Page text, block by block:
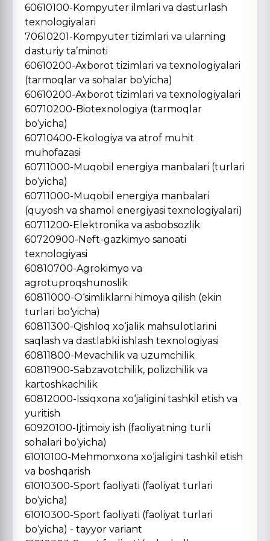
60610100-Kompyuter ilmlari va dasturlash
texnologiyalari
70610201-Kompyuter tizimlari va ularning
dasturiy ta’minoti
60610200-Axborot tizimlari va texnologiyalari
(tarmoqlar va sohalar bo‘yicha)
60610200-Axborot tizimlari va texnologiyalari
60710200-Biotexnologiya (tarmoqlar
bo‘yicha)
60710400-Ekologiya va atrof muhit
muhofazasi
60711000-Muqobil energiya manbalari (turlari
bo‘yicha)
60711000-Muqobil energiya manbalari
(quyosh va shamol energiyasi texnologiyalari)
60711200-Elektronika va asbobsozlik
60720900-Neft-gazkimyo sanoati
texnologiyasi
60810700-Agrokimyo va
agrotuproqshunoslik
60811000-O‘simliklarni himoya qilish (ekin
turlari bo‘yicha)
60811300-Qishloq xo‘jalik mahsulotlarini
saqlash va dastlabki ishlash texnologiyasi
60811800-Mevachilik va uzumchilik
60811900-Sabzavotchilik, polizchilik va
kartoshkachilik
60812000-Issiqxona xo‘jaligini tashkil etish va
yuritish
60920100-Ijtimoiy ish (faoliyatning turli
sohalari bo‘yicha)
61010100-Mehmonxona xo‘jaligini tashkil etish
va boshqarish
61010300-Sport faoliyati (faoliyat turlari
bo‘yicha)
61010300-Sport faoliyati (faoliyat turlari
bo‘yicha) - tayyor variant